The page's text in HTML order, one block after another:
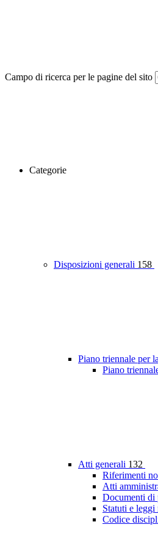
Campo di ricerca per le pagine del sito
Categorie
Disposizioni generali 158
Piano triennale per
Piano
Atti generali 132
Riferimenti
Atti
Documenti di
Statuti e leggi
Codice